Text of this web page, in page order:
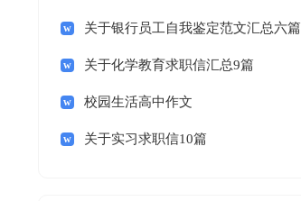
关于银行员工自我鉴定范文汇总六篇
关于化学教育求职信汇总9篇
校园生活高中作文
关于实习求职信10篇